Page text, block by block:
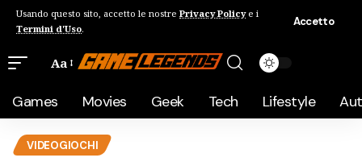
Usando questo sito, accetto le nostre Privacy Policye i
Termini d'Uso.
Accetto
Aa
Games Movies Geek Tech Lifestyle
VIDEOGIOCHI